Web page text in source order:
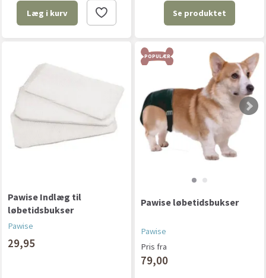
Læg i kurv Se produktet
Pawise Indlæg til
løbetidsbukser
Pawise
29,95
POPULÆR
Pawise løbetidsbukser
Pawise
Pris fra
79,00